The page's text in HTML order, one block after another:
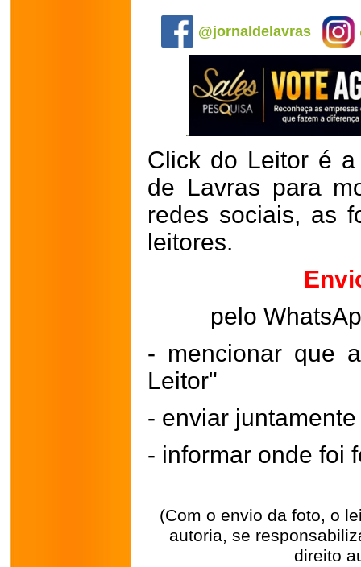
@jornaldelavras
Click do Leitor é
de Lavras para
redes sociais, as
leitores.
pelo
- mencionar que
Leitor"
- enviar
- informar onde foi
(Com o envio da foto, o
autoria, se
direito